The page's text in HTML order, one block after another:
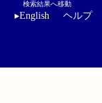
検索結果へ移動
▸English ヘルプ